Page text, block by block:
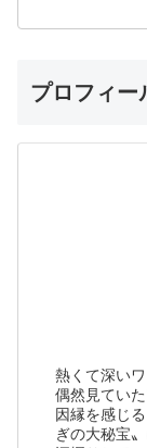
プロフィー
熱くて深い
偶然見てい
因縁を感じ
ぎの大秘宝